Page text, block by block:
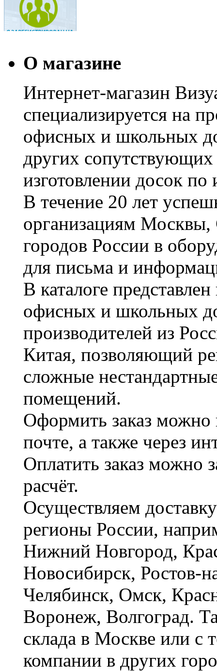
О магазине
Интернет-магазин
специализируется на
офисных и школьных
других сопутствующих
изготовлении досок по
В течение 20 лет
организациям Москвы,
городов России в
для письма и
В каталоге
офисных и школьных
производителей из
Китая, позволяющий
сложные
помещений.
Оформить заказ можно
почте, а также через
Оплатить заказ можно
расчёт.
Осуществляем
регионы России,
Нижний Новгород,
Новосибирск, Ростов-
Челябинск, Омск,
Воронеж, Волгоград.
склада в Москве или с
компании в других